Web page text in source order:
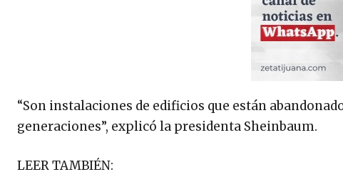
“Son instalaciones de edificios que están
generaciones”, explicó la presidenta Sheinbaum.
LEER TAMBIÉN: